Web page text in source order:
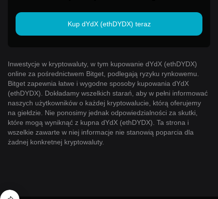
Kup dYdX (ethDYDX) teraz
Inwestycje w kryptowaluty, w tym kupowanie dYdX (ethDYDX)
online za pośrednictwem Bitget, podlegają ryzyku rynkowemu.
Bitget zapewnia łatwe i wygodne sposoby kupowania dYdX
(ethDYDX). Dokładamy wszelkich starań, aby w pełni informować
naszych użytkowników o każdej kryptowalucie, którą oferujemy
na giełdzie. Nie ponosimy jednak odpowiedzialności za skutki,
które mogą wyniknąć z kupna dYdX (ethDYDX). Ta strona i
wszelkie zawarte w niej informacje nie stanowią poparcia dla
żadnej konkretnej kryptowaluty.